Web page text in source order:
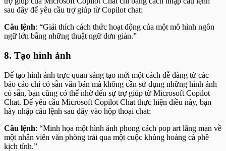
sau đây để yêu cầu trợ giúp từ Copilot chat:
Câu lệnh: “Giải thích cách thức hoạt động của một mô hình ngôn
ngữ lớn bằng những thuật ngữ đơn giản.”
8. Tạo hình ảnh
Để tạo hình ảnh trực quan sáng tạo mới một cách dễ dàng từ các
báo cáo chỉ có sẵn văn bản mà không cần sử dụng những hình ảnh
có sẵn, bạn cũng có thể nhờ đến sự trợ giúp từ Microsoft Copilot
Chat. Để yêu cầu Microsoft Copilot Chat thực hiện điều này, bạn
hãy nhập câu lệnh sau đây vào hộp thoại chat:
Câu lệnh: “Minh họa một hình ảnh phong cách pop art lãng mạn về
một nhân viên văn phòng trải qua một cuộc khủng hoảng cà phê
kịch tính.”